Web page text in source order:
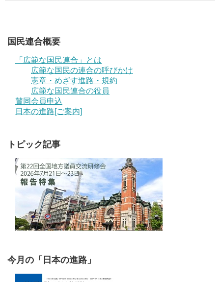
国民連合概要
「広範な国民連合」とは
広範な国民の連合の呼びかけ
憲章・めざす進路・規約
広範な国民連合の役員
賛同会員申込
日本の進路[ご案内]
トピック記事
今月の「日本の進路」